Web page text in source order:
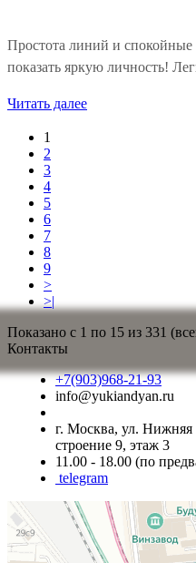
Простота линий и
показать яркую личность!
Читать далее
1
2
3
4
5
6
7
8
9
>
>|
Показано с 1 по 15 из 331
Контакты
+7(903)968-21-93
info@yukiandyan.ru
г. Москва, ул.
строение 9, этаж 3
11.00 - 18.00 (по
telegram